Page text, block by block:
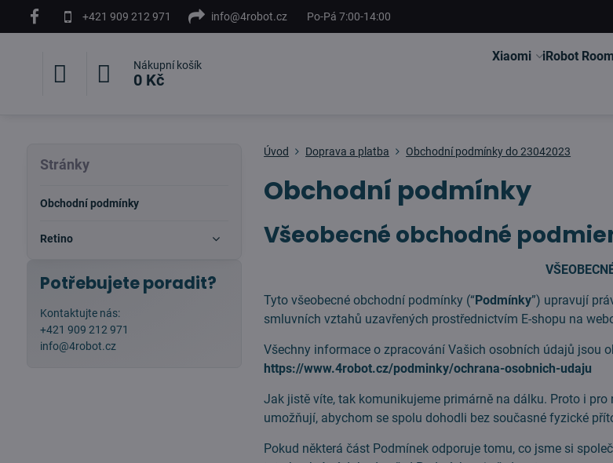
+421 909 212 971 info@4robot.cz Po-Pá 7:00-14:00
Nákupní košík
0 Kč
Xiaomi iRobot
Úvod Doprava a platba Obchodní podmínky do 23042023
Obchodní podmínky
Všeobecné obchodné
Tyto všeobecné obchodní podmínky (“Podmínky”) upravují
smluvních vztahů uzavřených prostřednictvím E-shopu na
Všechny informace o zpracování Vašich osobních údajů jsou
https://www.4robot.cz/podminky/ochrana-osobnich-udaju
Jak jistě víte, tak komunikujeme primárně na dálku. Proto i
umožňují, abychom se spolu dohodli bez současné fyzické
Pokud některá část Podmínek odporuje tomu, co jsme si
Stránky
Obchodní podmínky
Retino
Potřebujete poradit?
Kontaktujte nás:
+421 909 212 971
info@4robot.cz